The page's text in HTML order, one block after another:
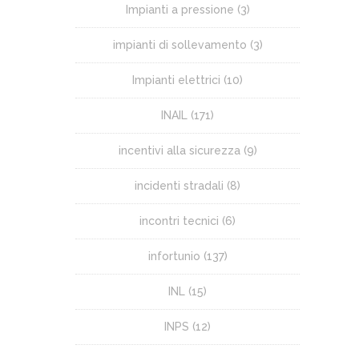
Impianti a pressione (3)
impianti di sollevamento (3)
Impianti elettrici (10)
INAIL (171)
incentivi alla sicurezza(9)
incidenti stradali (8)
incontri tecnici (6)
infortunio (137)
INL (15)
INPS (12)